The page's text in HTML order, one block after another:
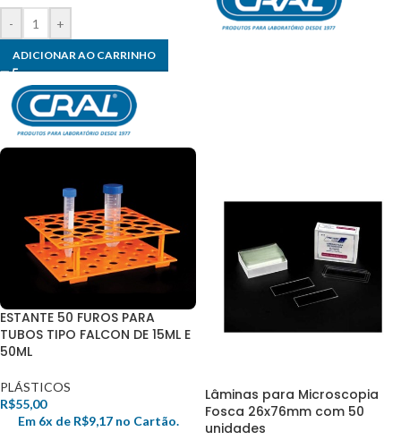
- +
ADICIONAR AO CARRINHO
ESTANTE 50 FUROS PARA
TUBOS TIPO FALCON DE 15ML E
50ML
PLÁSTICOS
R$55,00
Em 6x de R$9,17 no Cartão.
Lâminas para Microscopia
Fosca 26x76mm com 50
unidades